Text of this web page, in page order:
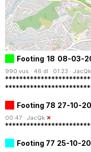
Footing 18 08-03-
990 vus · 46 dl · 01:23 · JacQk
Footing 78 27-10-
00:47 · JacQk
Footing 77 25-10-